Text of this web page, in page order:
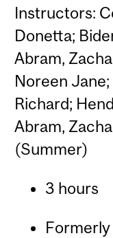
Instructors:
Donetta;
Abram,
Noreen
Richard;
Abram,
(Summer)
3 hours
Formerly